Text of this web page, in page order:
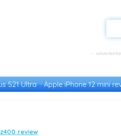
S21 Ultra Apple iPhone 12 mini
review